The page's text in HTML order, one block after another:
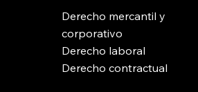
Derecho mercantil y
corporativo
Derecho laboral
Derecho contractual